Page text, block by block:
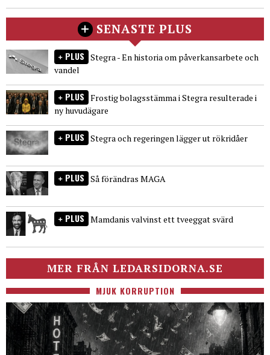
SENASTE PLUS
PLUS Stegra - En historia om påverkansarbete och
vandel
PLUS Frostig bolagsstämma i Stegra resulterade i
ny huvudägare
PLUS Stegra och regeringen lägger ut rökridåer
PLUS Så förändras MAGA
PLUS Mamdanis valvinst ett tveeggat svärd
MER FRÅN LEDARSIDORNA.SE
MJUK KORRUPTION